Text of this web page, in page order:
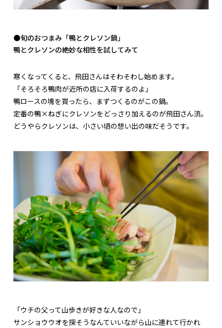
●旬のおつまみ「鴨とクレソン鍋」
鴨とクレソンの絶妙な相性を試してみて
寒くなってくると、飛田さんはそわそわし始めます。
「そろそろ鴨肉が近所の店に入荷するのよ」
鴨ロースの塊を買ったら、まずつくるのがこの鍋。
定番の鴨×ねぎにクレソンをどっさり加えるのが飛田さん流。
どうやらクレソンは、小さい頃の想い出の味だそうです。
「ウチの父って山歩きが好きな人なので」
サンショウウオを探そうなんていいながら山に連れて行かれ